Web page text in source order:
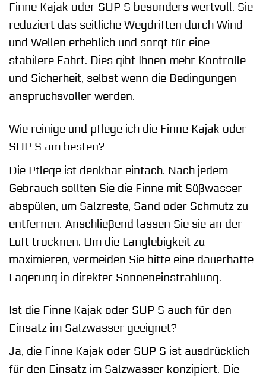
Finne Kajak oder SUP S besonders wertvoll. Sie
reduziert das seitliche Wegdriften durch Wind
und Wellen erheblich und sorgt für eine
stabilere Fahrt. Dies gibt Ihnen mehr Kontrolle
und Sicherheit, selbst wenn die Bedingungen
anspruchsvoller werden.
Wie reinige und pflege ich die Finne Kajak oder
SUP S am besten?
Die Pflege ist denkbar einfach. Nach jedem
Gebrauch sollten Sie die Finne mit Süßwasser
abspülen, um Salzreste, Sand oder Schmutz zu
entfernen. Anschließend lassen Sie sie an der
Luft trocknen. Um die Langlebigkeit zu
maximieren, vermeiden Sie bitte eine dauerhafte
Lagerung in direkter Sonneneinstrahlung.
Ist die Finne Kajak oder SUP S auch für den
Einsatz im Salzwasser geeignet?
Ja, die Finne Kajak oder SUP S ist ausdrücklich
für den Einsatz im Salzwasser konzipiert. Die